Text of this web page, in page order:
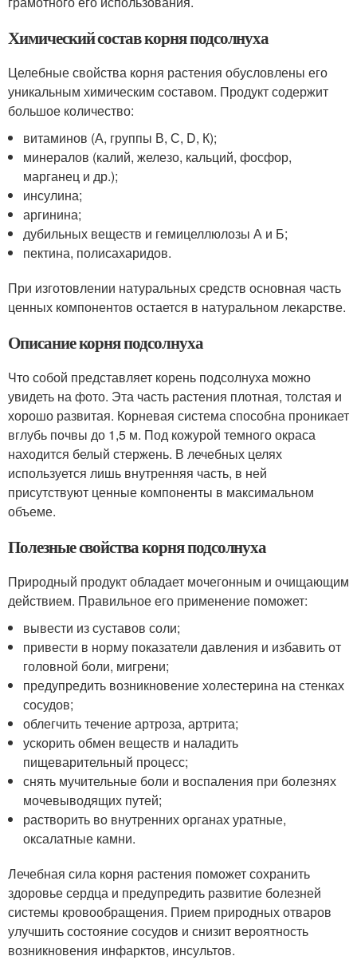
Химический состав корня подсолнуха
Целебные свойства корня растения обусловлены его
уникальным химическим составом. Продукт содержит
большое количество:
витаминов (А, группы В, С, D, К);
минералов (калий, железо, кальций, фосфор,
марганец и др.);
инсулина;
аргинина;
дубильных веществ и гемицеллюлозы А и Б;
пектина, полисахаридов.
При изготовлении натуральных средств основная часть
ценных компонентов остается в натуральном лекарстве.
Описание корня подсолнуха
Что собой представляет корень подсолнуха можно
увидеть на фото. Эта часть растения плотная, толстая и
хорошо развитая. Корневая система способна проникает
вглубь почвы до 1,5 м. Под кожурой темного окраса
находится белый стержень. В лечебных целях
используется лишь внутренняя часть, в ней
присутствуют ценные компоненты в максимальном
объеме.
Полезные свойства корня подсолнуха
Природный продукт обладает мочегонным и очищающим
действием. Правильное его применение поможет:
вывести из суставов соли;
привести в норму показатели давления и избавить от
головной боли, мигрени;
предупредить возникновение холестерина на стенках
сосудов;
облегчить течение артроза, артрита;
ускорить обмен веществ и наладить
пищеварительный процесс;
снять мучительные боли и воспаления при болезнях
мочевыводящих путей;
растворить во внутренних органах уратные,
оксалатные камни.
Лечебная сила корня растения поможет сохранить
здоровье сердца и предупредить развитие болезней
системы кровообращения. Прием природных отваров
улучшить состояние сосудов и снизит вероятность
возникновения инфарктов, инсультов.